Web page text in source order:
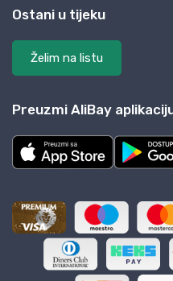
Ostani u tijeku
Želim na listu
Preuzmi AliBay